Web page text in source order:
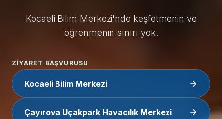
Kocaeli Bilim Merkezi'nde keşfetmenin ve
öğrenmenin sınırı yok.
ZIYARET BAŞVURUSU
Kocaeli Bilim Merkezi
Çayırova Uçakpark Havacılık Merkezi